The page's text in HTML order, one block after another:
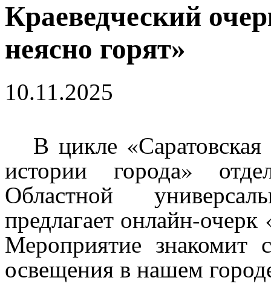
Краеведческий
неясно горят»
10.11.2025
В цикле
истории города»
Областной
предлагает онлайн-
Мероприятие знакомит
освещения в нашем